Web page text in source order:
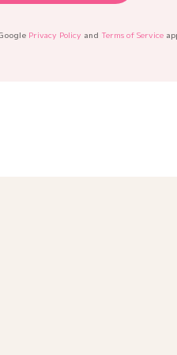
Privacy Policy and Terms of Service